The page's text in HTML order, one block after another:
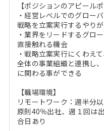
【ポジションのアピールポ
・経営レベルでのグロー
戦略を立案実行するやり
・業界をリードするグロ
直接触れる機会
・戦略立案実行にくわえ
全体の事業組織と連携し
に関わる事ができる
【職場環境】
リモートワーク：週半分
原則40％出社、週１回は
合日あり